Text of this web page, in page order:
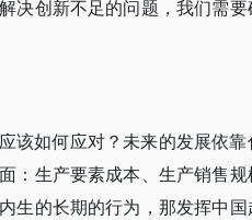
决创新不足的问题，我们需
该如何应对？未来的发展依
：生产要素成本、生产销售
生的长期的行为，那发挥中